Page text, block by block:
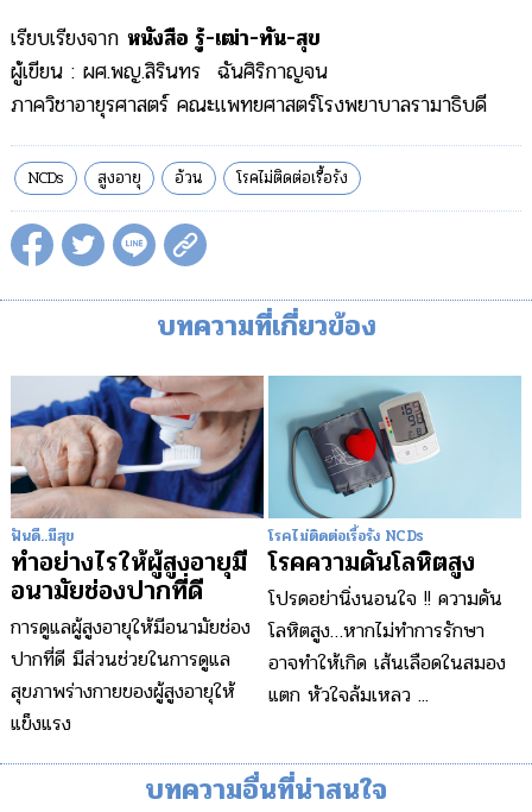
เรียบเรียงจาก หนังสือ รู้-เฒ่า-ทัน-สุข
ผู้เขียน : ผศ.พญ.สิรินทร ฉันศิริกาญจน
ภาควิชาอายุรศาสตร์ คณะแพทยศาสตร์โรงพยาบาลรามาธิบดี
NCDs สูงอายุ อ้วน โรคไม่ติดต่อเรื้อรัง
บทความที่เกี่ยวข้อง
ฟันดี..มีสุข
ทำอย่างไรให้ผู้สูงอายุมี
อนามัยช่องปากที่ดี
การดูแลผู้สูงอายุให้มีอนามัยช่อง
ปากที่ดี มีส่วนช่วยในการดูแล
สุขภาพร่างกายของผู้สูงอายุให้
แข็งแรง
โรคไม่ติดต่อเรื้อรัง NCDs
โรคความดันโลหิตสูง
โปรดอย่านิ่งนอนใจ !! ความดัน
โลหิตสูง…หากไม่ทำการรักษา
อาจทำให้เกิด เส้นเลือดในสมอง
แตก หัวใจล้มเหลว ...
บทความอื่นที่น่าสนใจ